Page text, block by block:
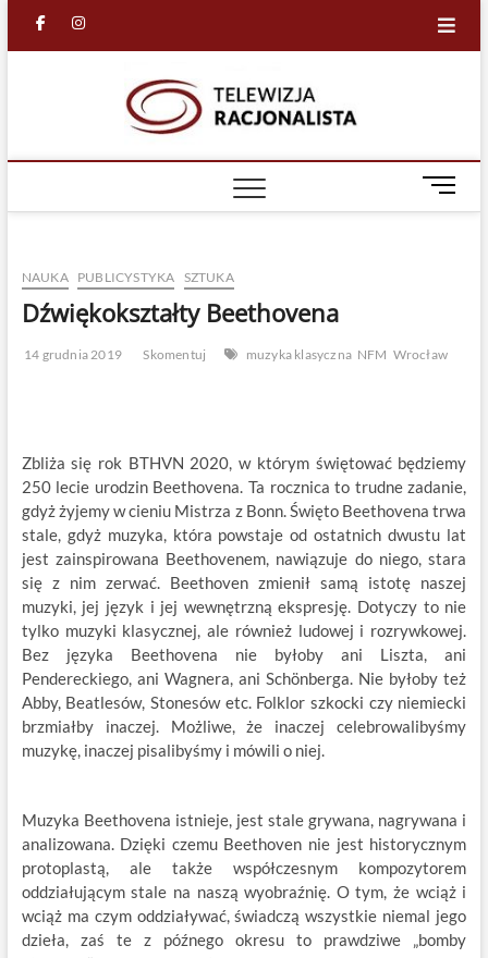
facebook
in
M
e
t
NAUKA PUBLICYSTYKA SZTUKA
Dźwiękokształty Beethovena
14 grudnia 2019 Skomentuj muzyka klasyczna NFM Wrocław
Zbliża się rok BTHVN 2020, w którym świętować będziemy
250 lecie urodzin Beethovena. Ta rocznica to trudne zadanie,
gdyż żyjemy w cieniu Mistrza z Bonn. Święto Beethovena trwa
stale, gdyż muzyka, która powstaje od ostatnich dwustu lat
jest zainspirowana Beethovenem, nawiązuje do niego, stara
się z nim zerwać. Beethoven zmienił samą istotę naszej
muzyki, jej język i jej wewnętrzną ekspresję. Dotyczy to nie
tylko muzyki klasycznej, ale również ludowej i rozrywkowej.
Bez języka Beethovena nie byłoby ani Liszta, ani
Pendereckiego, ani Wagnera, ani Schönberga. Nie byłoby też
Abby, Beatlesów, Stonesów etc. Folklor szkocki czy niemiecki
brzmiałby inaczej. Możliwe, że inaczej celebrowalibyśmy
muzykę, inaczej pisalibyśmy i mówili o niej.
Muzyka Beethovena istnieje, jest stale grywana, nagrywana i
analizowana. Dzięki czemu Beethoven nie jest historycznym
protoplastą, ale także współczesnym kompozytorem
oddziałującym stale na naszą wyobraźnię. O tym, że wciąż i
wciąż ma czym oddziaływać, świadczą wszystkie niemal jego
dzieła, zaś te z późnego okresu to prawdziwe „bomby